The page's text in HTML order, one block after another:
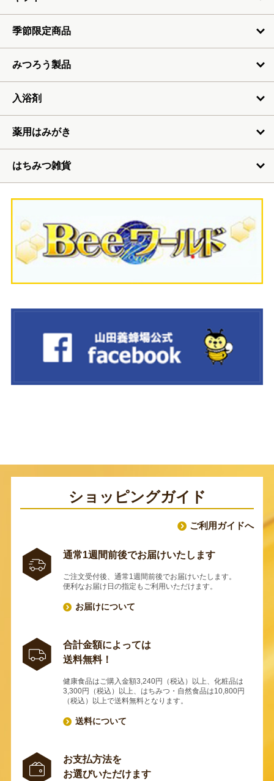
季節限定商品
みつろう製品
入浴剤
薬用はみがき
はちみつ雑貨
ショッピングガイド
ご利用ガイドへ
通常1週間前後でお届けいたします
ご注文受付後、通常1週間前後でお届けいたします。
便利なお届け日の指定もご利用いただけます。
お届けについて
合計金額によっては
送料無料！
健康食品はご購入金額3,240円（税込）以上、化粧品は
3,300円（税込）以上、はちみつ・自然食品は10,800円
（税込）以上で送料無料となります。
送料について
お支払方法を
お選びいただけます